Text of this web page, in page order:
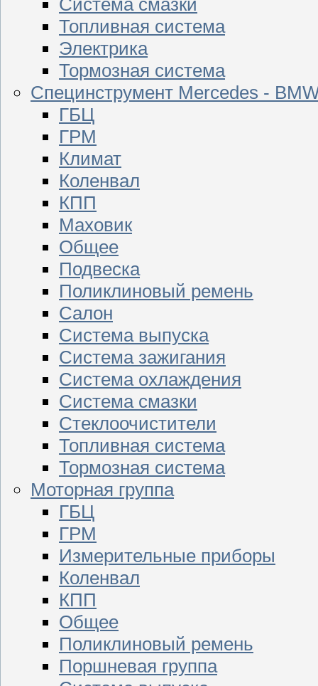
Топливная система
Электрика
Тормозная система
Специнструмент Mercedes -
ГБЦ
ГРМ
Климат
Коленвал
КПП
Маховик
Общее
Подвеска
Поликлиновый ремень
Салон
Система выпуска
Система зажигания
Система охлаждения
Система смазки
Стеклоочистители
Топливная система
Тормозная система
Моторная группа
ГБЦ
ГРМ
Измерительные приборы
Коленвал
КПП
Общее
Поликлиновый ремень
Поршневая группа